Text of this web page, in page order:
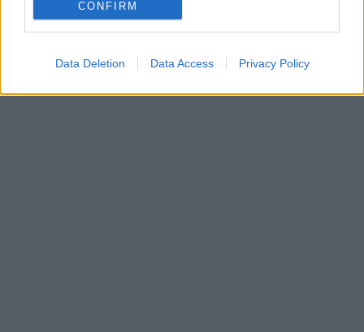
CONFIRM
Data Deletion Data Access Privacy Policy